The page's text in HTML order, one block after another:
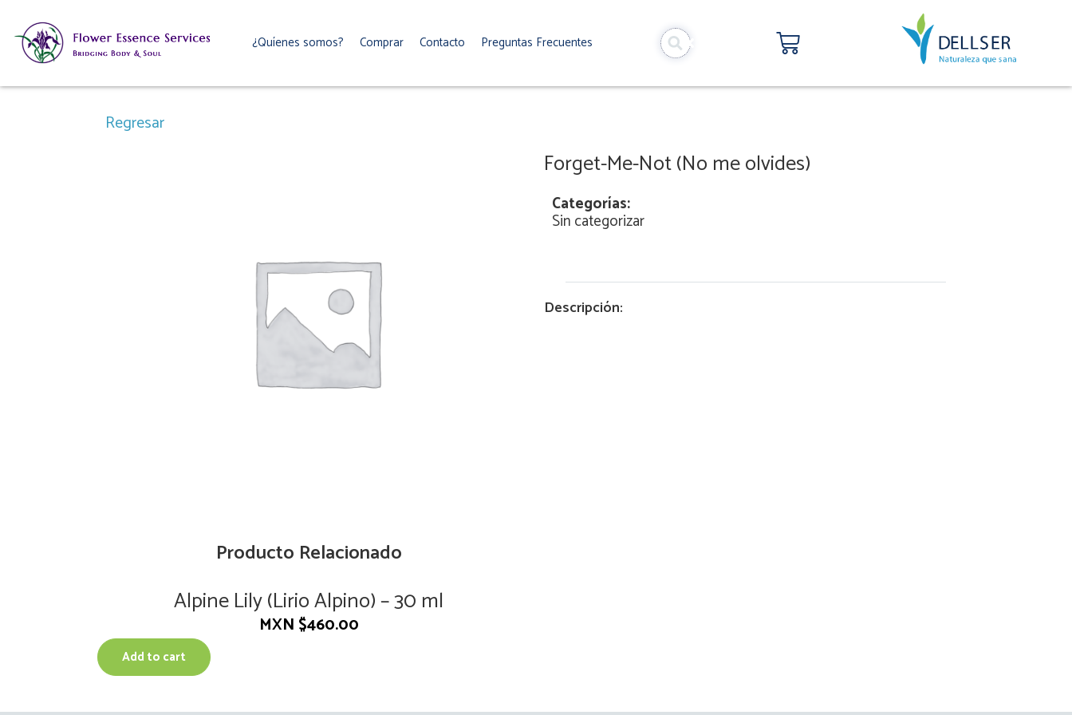
contenido
¿Quíenes somos? Comprar Contacto Preguntas Frecuentes Carrito
Regresar
Forget-Me-Not (No me olvides)
Categorías:
Sin categorizar
Descripción:
Producto Relacionado
Alpine Lily (Lirio Alpino) – 30 ml
MXN $460.00
Add to cart